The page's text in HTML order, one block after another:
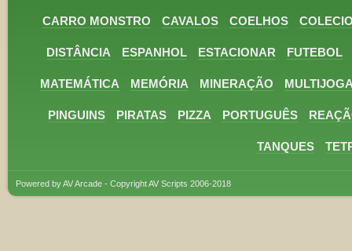
CARRO MONSTRO CAVALOS COELHOS
DISTÂNCIA ESPANHOL ESTACIONAR FUTEBOL
MATEMÁTICA MEMÓRIA MINERAÇÃO
PINGUINS PIRATAS PIZZA PORTUGUÊS
TANQUES
Powered by AV Arcade - Copyright AV Scripts 2006-2018